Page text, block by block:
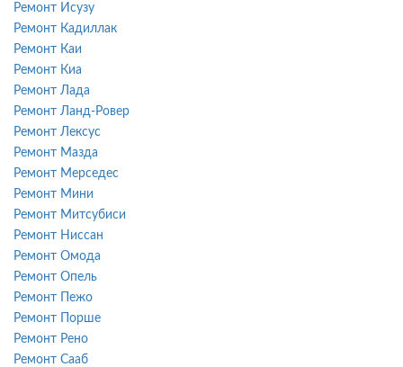
Ремонт Исузу
Ремонт Кадиллак
Ремонт Каи
Ремонт Киа
Ремонт Лада
Ремонт Ланд-Ровер
Ремонт Лексус
Ремонт Мазда
Ремонт Мерседес
Ремонт Мини
Ремонт Митсубиси
Ремонт Ниссан
Ремонт Омода
Ремонт Опель
Ремонт Пежо
Ремонт Порше
Ремонт Рено
Ремонт Сааб